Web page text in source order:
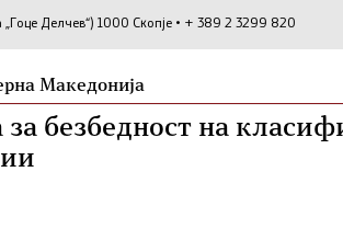
„Гоце Делчев“) 1000 Скопје • + 389 2 3299 820
Македонија
за безбедност на